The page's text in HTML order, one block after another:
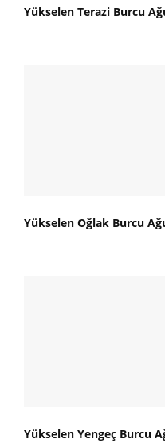
Yükselen Terazi Burcu
Yükselen Oğlak Burcu
Yükselen Yengeç Burcu